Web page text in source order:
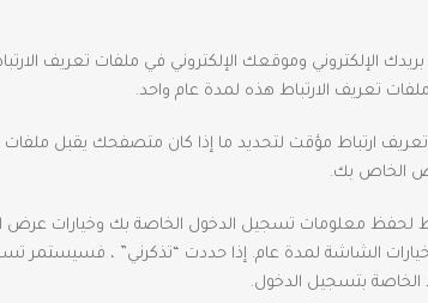
الإلكتروني وموقعك الإلكتروني في ملفات تعريف
تعريف الارتباط هذه لمدة عام واحد.
ارتباط مؤقت لتحديد ما إذا كان متصفحك يقبل ملفات
الخاص بك.
لحفظ معلومات تسجيل الدخول الخاصة بك وخيارات
خيارات الشاشة لمدة عام. إذا حددت “تذكرني” ، فسيستمر
الخاصة بتسجيل الدخول.